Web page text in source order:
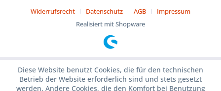
Widerrufsrecht
Datenschutz AGB
Impressum
Realisiert mit Shopware
Diese Website benutzt Cookies, die für den technischen
Betrieb der Website erforderlich sind und stets gesetzt
werden. Andere Cookies, die den Komfort bei Benutzung